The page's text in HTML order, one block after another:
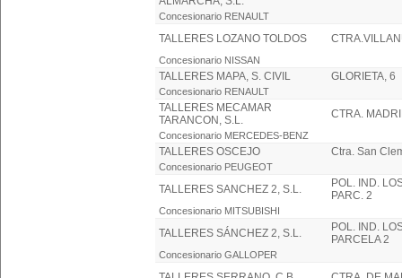
Concesionario RENAULT
TALLERES LOZANO TOLDOS
Concesionario NISSAN
TALLERES MAPA, S. CIVIL GLORIETA, 6
Concesionario RENAULT
TALLERES MECAMAR
TARANCON, S.L.
CTRA.
Concesionario MERCEDES-BENZ
TALLERES OSCEJO Ctra. San
Concesionario PEUGEOT
TALLERES SANCHEZ 2, S.L.
POL. IND.
PARC. 2
Concesionario MITSUBISHI
TALLERES SÁNCHEZ 2, S.L.
POL. IND.
PARCELA 2
Concesionario GALLOPER